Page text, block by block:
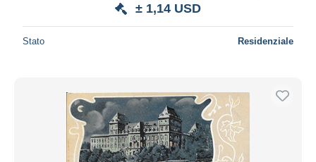
± 1,14 USD
Stato Residenziale